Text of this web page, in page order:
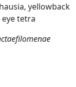
yellowback
tetra